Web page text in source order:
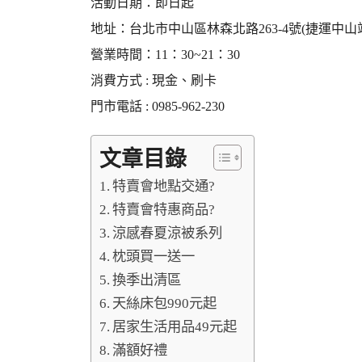
地址：台北市中山區林森北路263-4號(捷運中山
營業時間：11：30~21：30
消費方式 : 現金、刷卡
門市電話 : 0985-962-230
文章目錄
特賣會地點交通?
特賣會特惠商品?
涼感春夏涼被系列
枕頭買一送一
換季出清區
天絲床包990元起
居家生活用品49元起
滿額好禮